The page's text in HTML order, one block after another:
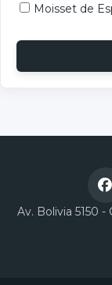
Moisset de
Av. Bolivia 5150